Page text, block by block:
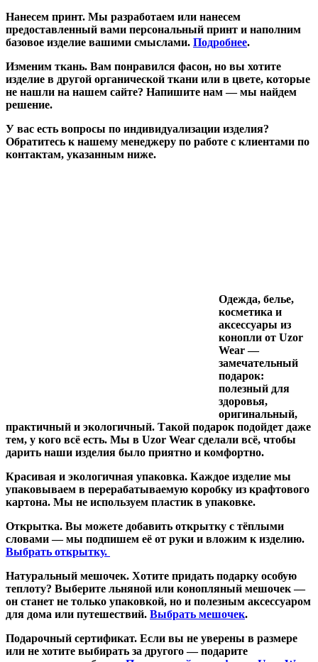
Нанесем принт. Мы разработаем или нанесем
предоставленный вами персональный принт и наполним
базовое изделие вашими смыслами. Подробнее.
Изменим ткань. Вам понравился фасон, но вы хотите
изделие в другой органической ткани или в цвете, которые
не нашли на нашем сайте? Напишите нам — мы найдем
решение.
У вас есть вопросы по индивидуализации изделия?
Обратитесь к нашему менеджеру по работе с клиентами по
контактам, указанным ниже.
Одежда, белье,
косметика и
аксессуары из
конопли от Uzor
Wear —
замечательный
подарок:
полезный для
здоровья,
оригинальный,
практичный и экологичный. Такой подарок подойдет даже
тем, у кого всё есть. Мы в Uzor Wear сделали всё, чтобы
дарить наши изделия было приятно и комфортно.
Красивая и экологичная упаковка. Каждое изделие мы
упаковываем в перерабатываемую коробку из крафтового
картона. Мы не используем пластик в упаковке.
Открытка. Вы можете добавить открытку с тёплыми
словами — мы подпишем её от руки и вложим к изделию.
Выбрать открытку.
Натуральный мешочек. Хотите придать подарку особую
теплоту? Выберите льняной или конопляный мешочек —
он станет не только упаковкой, но и полезным аксессуаром
для дома или путешествий. Выбрать мешочек.
Подарочный сертификат. Если вы не уверены в размере
или не хотите выбирать за другого — подарите